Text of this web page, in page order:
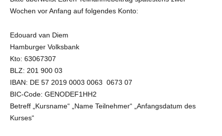
Wochen vor Anfang auf folgendes Konto:
Edouard van Diem
Hamburger Volksbank
Kto: 63067307
BLZ: 201 900 03
IBAN: DE 57 2019 0003 0063 0673 07
BIC-Code: GENODEF1HH2
Betreff „Kursname“ „Name Teilnehmer“ „Anfangsdatum des
Kurses“